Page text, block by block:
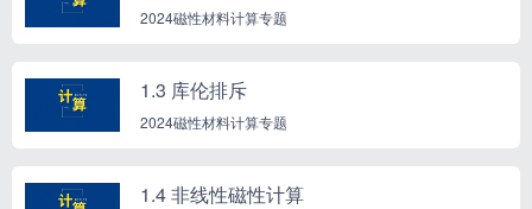
2024磁性材料计算专题
1.3 库伦排斥
2024磁性材料计算专题
1.4 非线性磁性计算